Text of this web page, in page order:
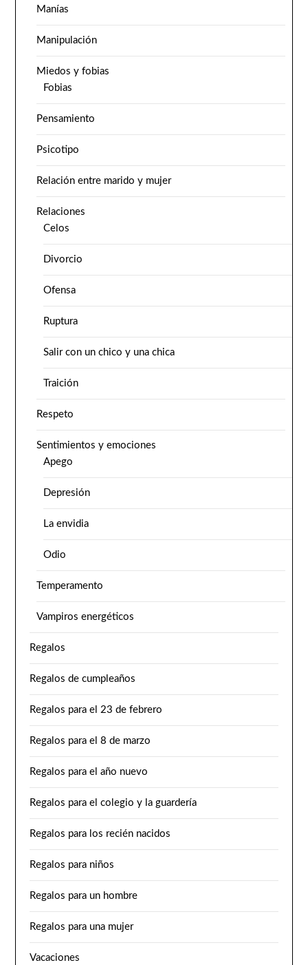
Manías
Manipulación
Miedos y fobias
Fobias
Pensamiento
Psicotipo
Relación entre marido y mujer
Relaciones
Celos
Divorcio
Ofensa
Ruptura
Salir con un chico y una chica
Traición
Respeto
Sentimientos y emociones
Apego
Depresión
La envidia
Odio
Temperamento
Vampiros energéticos
Regalos
Regalos de cumpleaños
Regalos para el 23 de febrero
Regalos para el 8 de marzo
Regalos para el año nuevo
Regalos para el colegio y la guardería
Regalos para los recién nacidos
Regalos para niños
Regalos para un hombre
Regalos para una mujer
Vacaciones